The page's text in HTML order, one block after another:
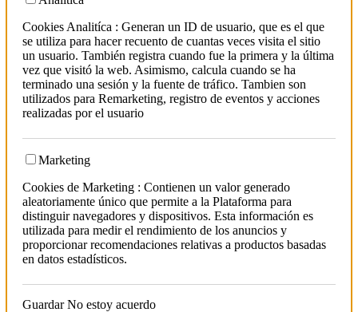
Cookies Analitíca : Generan un ID de usuario, que es el que
se utiliza para hacer recuento de cuantas veces visita el sitio
un usuario. También registra cuando fue la primera y la última
vez que visitó la web. Asimismo, calcula cuando se ha
terminado una sesión y la fuente de tráfico. Tambien son
utilizados para Remarketing, registro de eventos y acciones
realizadas por el usuario
Marketing
Cookies de Marketing : Contienen un valor generado
aleatoriamente único que permite a la Plataforma para
distinguir navegadores y dispositivos. Esta información es
utilizada para medir el rendimiento de los anuncios y
proporcionar recomendaciones relativas a productos basadas
en datos estadísticos.
GuardarNo estoy acuerdo